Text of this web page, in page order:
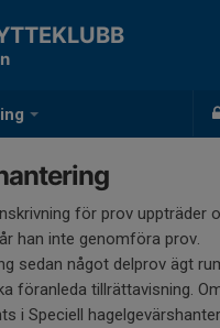
för prov uppträder
han inte genomföra prov.
sedan något delprov ägt
föranleda tillrättavisning.
i Speciell